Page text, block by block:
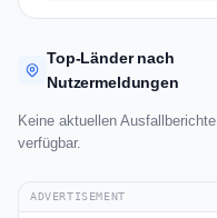
Top-Länder nach
Nutzermeldungen
Keine aktuellen Ausfallberichte
verfügbar.
ADVERTISEMENT